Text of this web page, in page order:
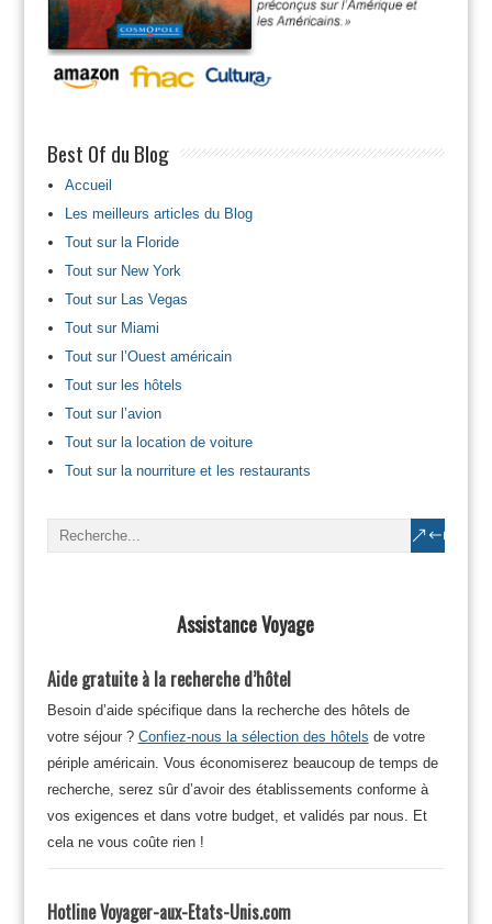
Best Of du Blog
Accueil
Les meilleurs articles du Blog
Tout sur la Floride
Tout sur New York
Tout sur Las Vegas
Tout sur Miami
Tout sur l’Ouest américain
Tout sur les hôtels
Tout sur l’avion
Tout sur la location de voiture
Tout sur la nourriture et les restaurants
Assistance Voyage
Aide gratuite à la recherche d’hôtel
Besoin d’aide spécifique dans la recherche des hôtels de
votre séjour ? Confiez-nous la sélection des hôtels de votre
périple américain. Vous économiserez beaucoup de temps de
recherche, serez sûr d’avoir des établissements conforme à
vos exigences et dans votre budget, et validés par nous. Et
cela ne vous coûte rien !
Hotline Voyager-aux-Etats-Unis.com